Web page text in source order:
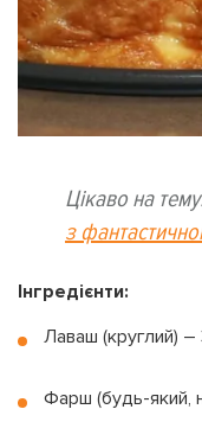
Цікаво на
з
Інгредієнти:
Лаваш (круглий) –
Фарш (будь-який,